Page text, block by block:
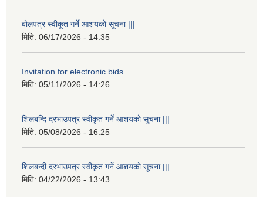
बोलपत्र स्वीकूत गर्ने आशयको सूचना |||
मिति: 06/17/2026 - 14:35
Invitation for electronic bids
मिति: 05/11/2026 - 14:26
शिलबन्दि दरभाउपत्र स्वीकृत गर्ने आशयको सूचना |||
मिति: 05/08/2026 - 16:25
शिलबन्दी दरभाउपत्र स्वीकृत गर्ने आशयको सूचना |||
मिति: 04/22/2026 - 13:43